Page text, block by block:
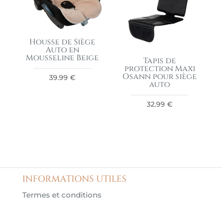
Housse de Siège
Auto en
Mousseline Beige
39.99€
Tapis de
protection Maxi
Osann pour siège
auto
32.99€
INFORMATIONS UTILES
Termes et conditions